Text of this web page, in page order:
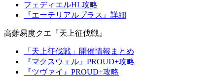
フェディエルHL攻略
『エーテリアルプラス』詳細
高難易度クエ『天上征伐戦』
「天上征伐戦」開催情報まとめ
『マクスウェル』PROUD+攻略
『ツヴァイ』PROUD+攻略